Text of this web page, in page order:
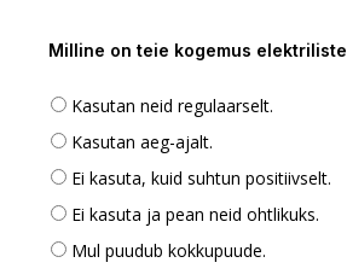
Milline on teie kogemus
Kasutan neid regulaarselt.
Kasutan aeg-ajalt.
Ei kasuta, kuid suhtun positiivselt.
Ei kasuta ja pean neid ohtlikuks.
Mul puudub kokkupuude.